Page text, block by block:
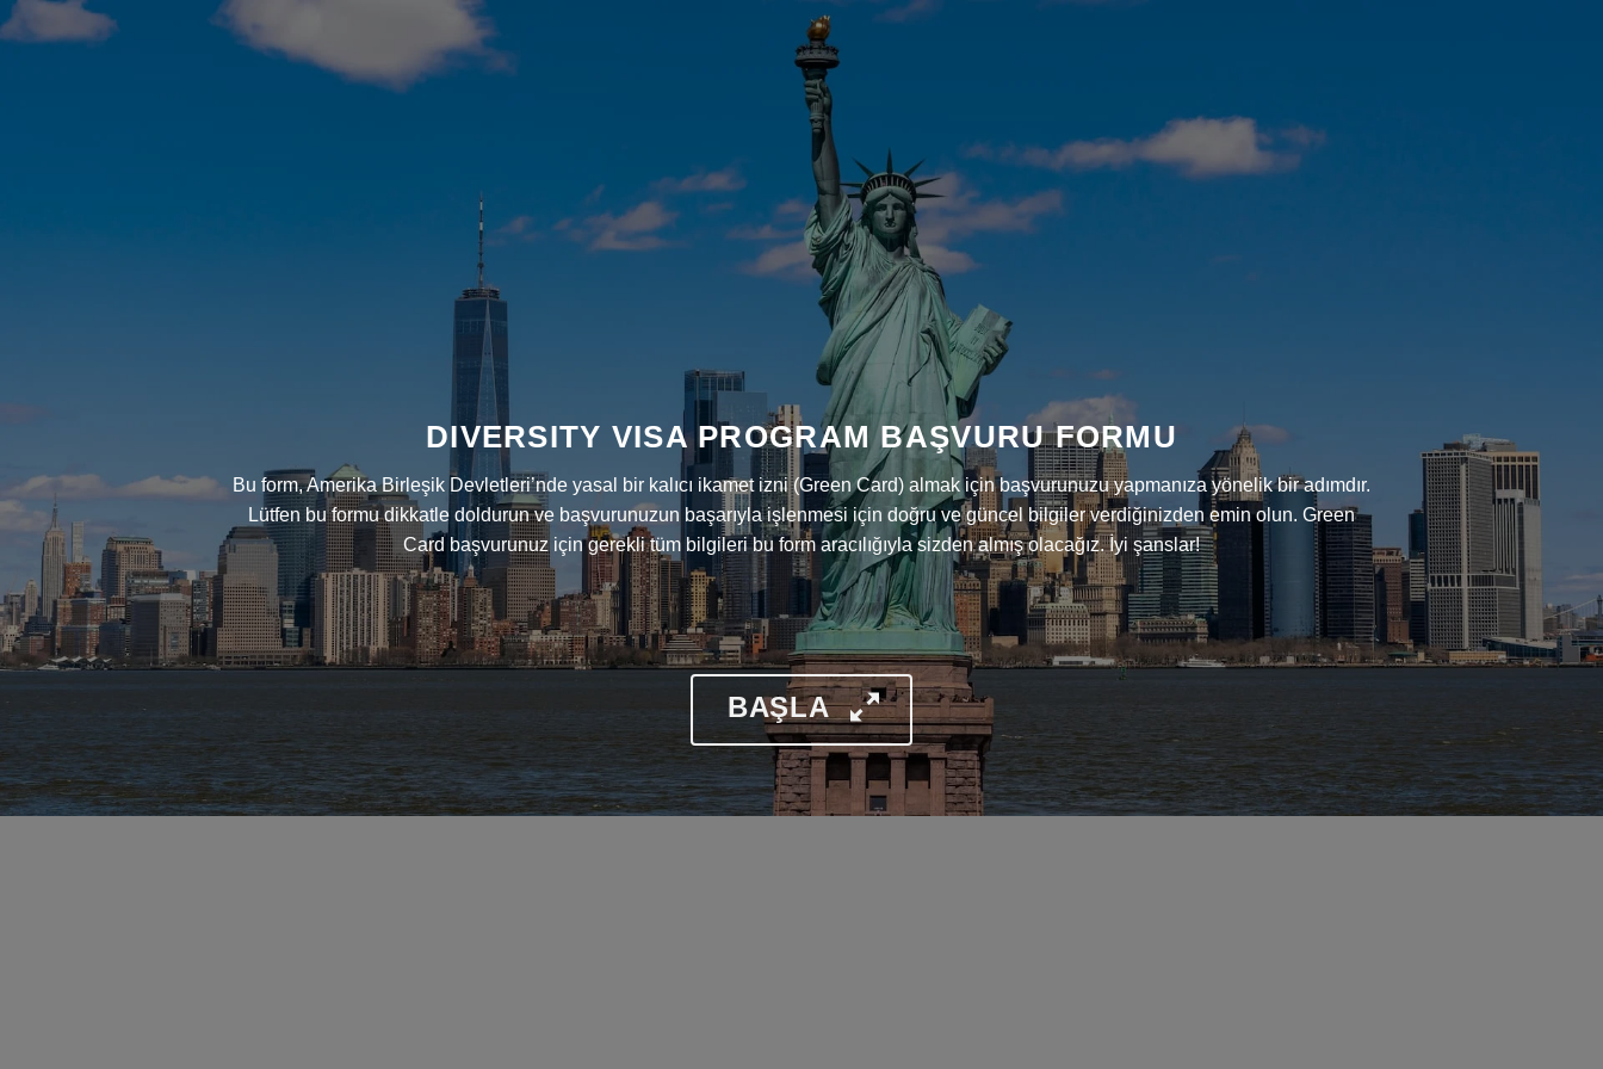
DIVERSITY VISA PROGRAM BAŞVURU FORMU
Bu form, Amerika Birleşik Devletleri’nde yasal bir kalıcı ikamet izni (Green Card) almak için başvurunuzu yapmanıza yönelik bir adımdır.
Lütfen bu formu dikkatle doldurun ve başvurunuzun başarıyla işlenmesi için doğru ve güncel bilgiler verdiğinizden emin olun. Green
Card başvurunuz için gerekli tüm bilgileri bu form aracılığıyla sizden almış olacağız. İyi şanslar!
BAŞLA